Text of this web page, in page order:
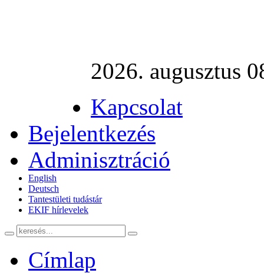
2026. augusztus
Kapcsolat
Bejelentkezés
Adminisztráció
English
Deutsch
Tantestületi tudástár
EKIF hírlevelek
Címlap